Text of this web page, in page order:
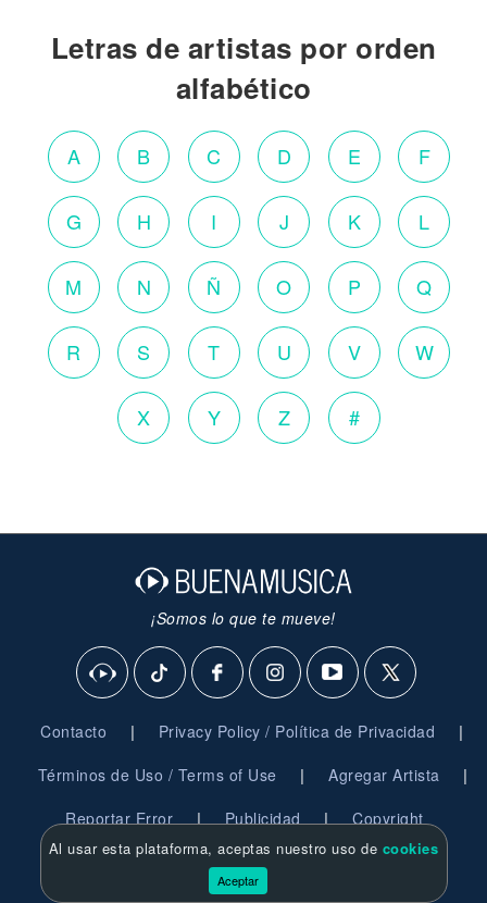
Letras de artistas por orden
alfabético
A B C D E F
G H I J K L
M N Ñ O P Q
R S T U V W
X Y Z #
¡Somos lo que te mueve!
Contacto | Privacy Policy / Política de Privacidad |
Términos de Uso / Terms of Use | Agregar Artista |
Reportar Error | Publicidad | Copyright
© 2026 BuenaMusica.com - Derechos Reservados
Al usar esta plataforma, aceptas nuestro uso de cookies
Aceptar